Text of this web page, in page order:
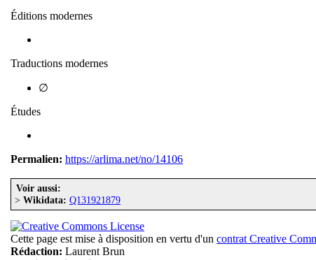
Éditions modernes
Traductions modernes
∅
Études
Permalien: https://arlima.net/no/14106
Voir aussi:
> Wikidata: Q131921879
Cette page est mise à disposition en vertu d'un contrat Creative
Rédaction: Laurent Brun